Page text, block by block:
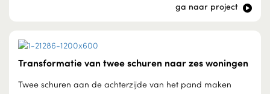
ga naar project
Transformatie van twee schuren naar zes woningen
Twee schuren aan de achterzijde van het pand maken